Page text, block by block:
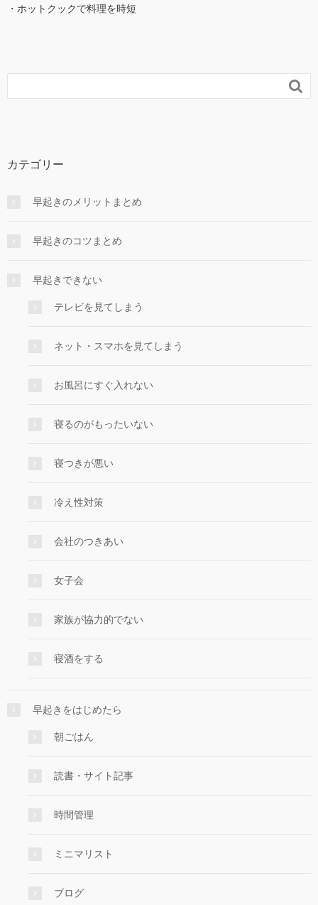
・ホットクックで料理を時短

カテゴリー
早起きのメリットまとめ
早起きのコツまとめ
早起きできない
テレビを見てしまう
ネット・スマホを見てしまう
お風呂にすぐ入れない
寝るのがもったいない
寝つきが悪い
冷え性対策
会社のつきあい
女子会
家族が協力的でない
寝酒をする
早起きをはじめたら
朝ごはん
読書・サイト記事
時間管理
ミニマリスト
ブログ